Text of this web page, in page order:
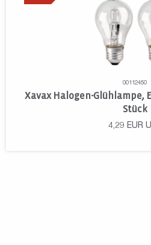
00112450
Xavax Halogen-Glühlampe,
Stück
4,29 EUR